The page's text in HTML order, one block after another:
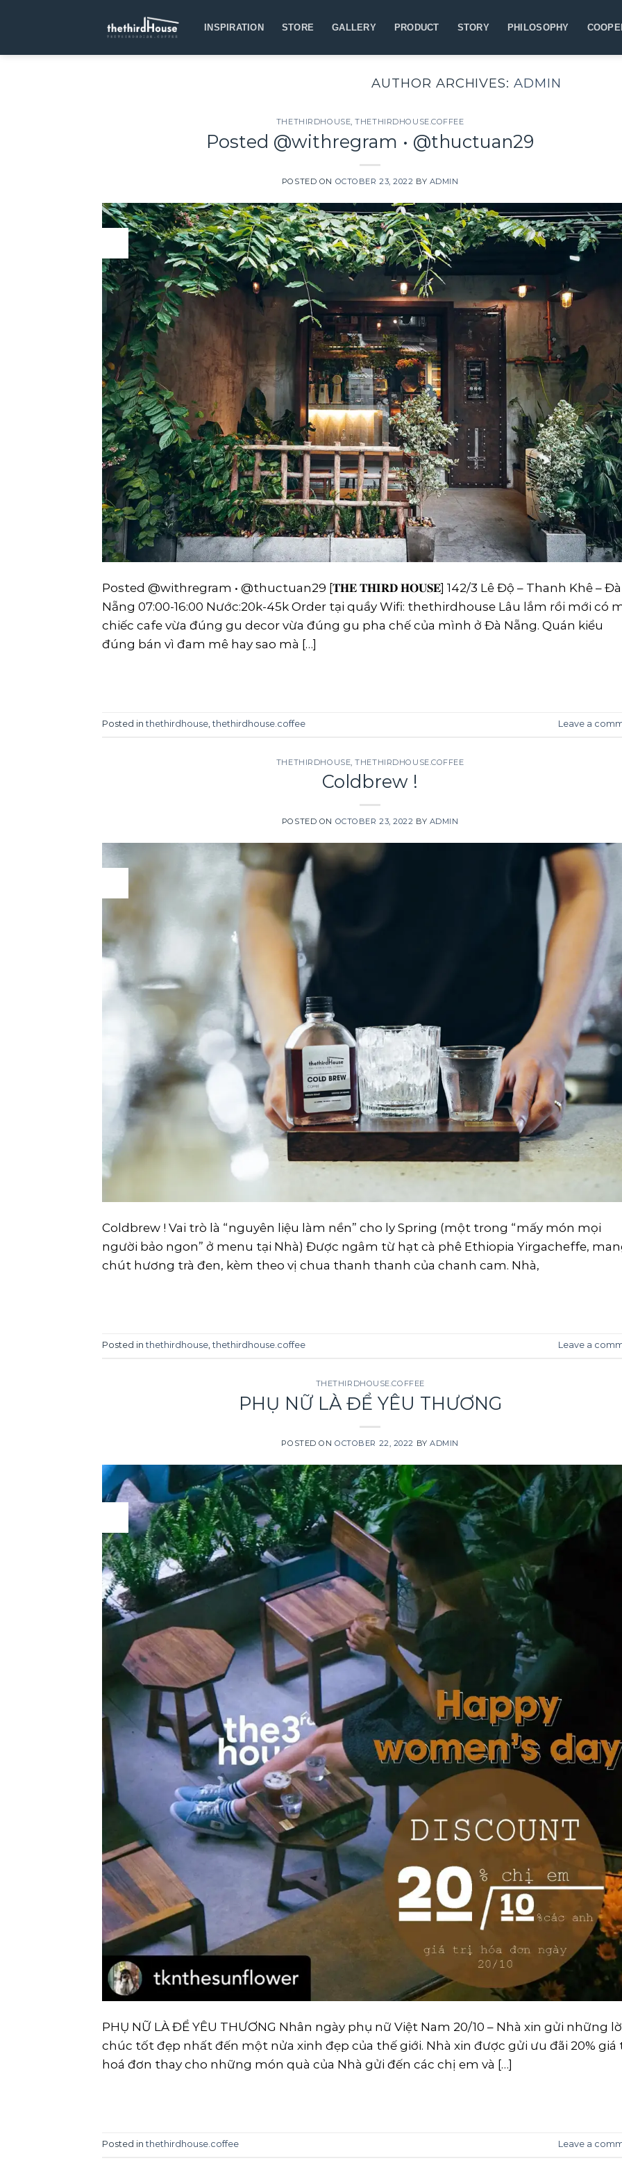
INSPIRATION STORE GALLERY PRODUCT STORY PHILOSOPHY
AUTHOR ARCHIVES:ADMIN
THETHIRDHOUSE,THETHIRDHOUSE.COFFEE
Posted @withregram • @thuctuan29
POSTED ON OCTOBER 23, 2022 BY ADMIN
Posted @withregram • @thuctuan29 [𝐓𝐇𝐄 𝐓𝐇𝐈𝐑𝐃 𝐇𝐎𝐔𝐒𝐄] 142/3 Lê Độ – Thanh Khê – Đà
Nẵng 07:00-16:00 Nước:20k-45k Order tại quầy Wifi: thethirdhouse Lâu lắm rồi mới có
chiếc cafe vừa đúng gu decor vừa đúng gu pha chế của mình ở Đà Nẵng. Quán kiểu
đúng bán vì đam mê hay sao mà […]
Posted inthethirdhouse ,thethirdhouse.coffee Leave a
THETHIRDHOUSE ,THETHIRDHOUSE.COFFEE
Coldbrew !
POSTED ON OCTOBER 23, 2022 BY ADMIN
Coldbrew ! Vai trò là “nguyên liệu làm nền” cho ly Spring (một trong “mấy món mọi
người bảo ngon” ở menu tại Nhà) Được ngâm từ hạt cà phê Ethiopia Yirgacheffe,
chút hương trà đen, kèm theo vị chua thanh thanh của chanh cam. Nhà,
Posted inthethirdhouse,thethirdhouse.coffee Leave a
THETHIRDHOUSE.COFFEE
PHỤ NỮ LÀ ĐỂ YÊU THƯƠNG
POSTED ONOCTOBER 22, 2022 BYADMIN
PHỤ NỮ LÀ ĐỂ YÊU THƯƠNG Nhân ngày phụ nữ Việt Nam 20/10 – Nhà xin gửi những
chúc tốt đẹp nhất đến một nửa xinh đẹp của thế giới. Nhà xin được gửi ưu đãi 20% giá
hoá đơn thay cho những món quà của Nhà gửi đến các chị em và […]
Posted inthethirdhouse.coffee Leave a